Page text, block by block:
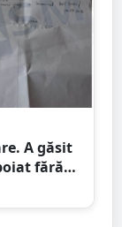
A găsit
fără